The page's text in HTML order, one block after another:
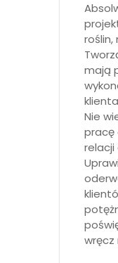
roślin,
mają
Nie
pracę
relacji
wręcz